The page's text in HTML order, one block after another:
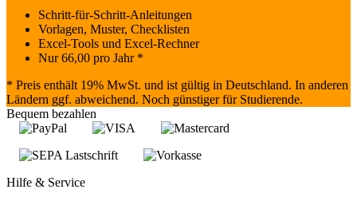
Schritt-für-Schritt-Anleitungen
Vorlagen, Muster, Checklisten
Excel-Tools und Excel-Rechner
Nur66,00 pro Jahr *
* Preis enthält 19% MwSt. und ist gültig in Deutschland. In anderen
Ländern ggf. abweichend. Noch günstiger für Studierende.
Bequem bezahlen
Hilfe & Service